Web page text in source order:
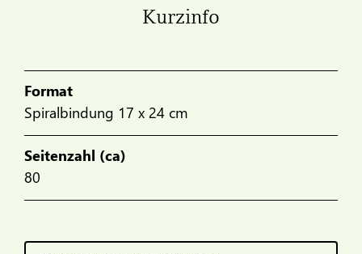
Kurzinfo
Format
Spiralbindung 17 x 24 cm
Seitenzahl (ca)
80